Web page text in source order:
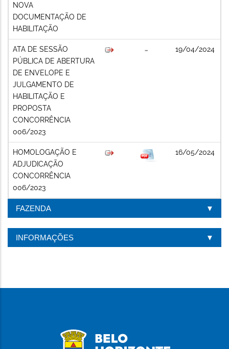
NOVA
DOCUMENTAÇÃO DE
HABILITAÇÃO
ATA DE SESSÃO
PÚBLICA DE ABERTURA
DE ENVELOPE E
JULGAMENTO DE
HABILITAÇÃO E
PROPOSTA
CONCORRÊNCIA
006/2023
19/04/2024
HOMOLOGAÇÃO E
ADJUDICAÇÃO
CONCORRÊNCIA
006/2023
16/05/2024
FAZENDA
INFORMAÇÕES